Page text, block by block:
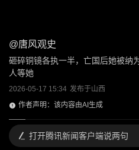
@唐风观史
砸碎铜镜各执一半，亡国后她被纳
人等她
2026-05-17 15:34 发布于山西
作者声明：该内容由AI生成
打开腾讯新闻客户端说两句